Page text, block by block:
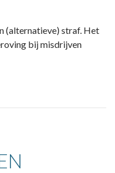
(alternatieve) straf. Het
bij misdrijven